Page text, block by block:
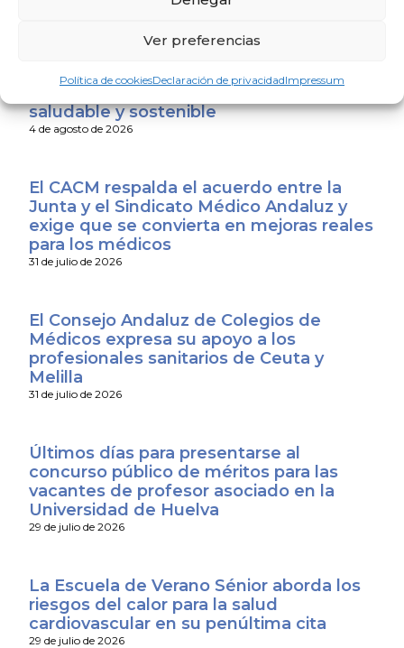
Ver preferencias
Política de cookiesDeclaración de privacidadImpressum
Fundación Madre Coraje unen fuerzas
saludable y sostenible
4 de agosto de 2026
El CACM respalda el acuerdo entre la
Junta y el Sindicato Médico Andaluz y
exige que se convierta en mejoras reales
para los médicos
31 de julio de 2026
El Consejo Andaluz de Colegios de
Médicos expresa su apoyo a los
profesionales sanitarios de Ceuta y
Melilla
31 de julio de 2026
Últimos días para presentarse al
concurso público de méritos para las
vacantes de profesor asociado en la
Universidad de Huelva
29 de julio de 2026
La Escuela de Verano Sénior aborda los
riesgos del calor para la salud
cardiovascular en su penúltima cita
29 de julio de 2026